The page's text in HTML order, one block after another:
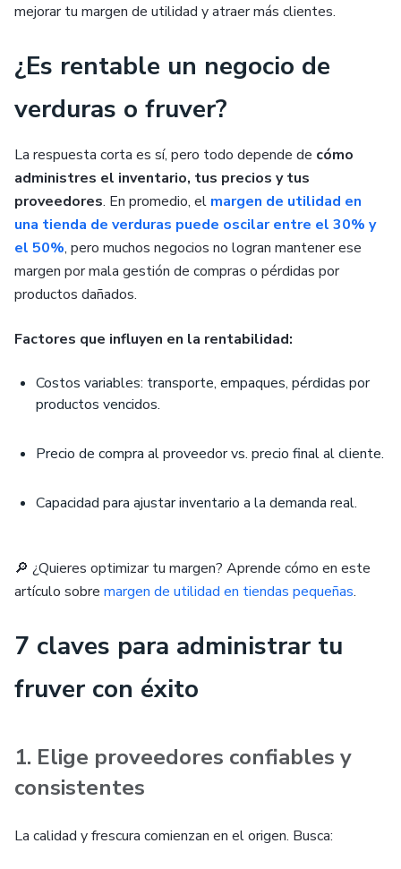
mejorar tu margen de utilidad y atraer más clientes.
¿Es rentable un negocio de
verduras o fruver?
La respuesta corta es sí, pero todo depende de cómo
administres el inventario, tus precios y tus
proveedores. En promedio, el margen de utilidad en
una tienda de verduras puede oscilar entre el 30% y
el 50%, pero muchos negocios no logran mantener ese
margen por mala gestión de compras o pérdidas por
productos dañados.
Factores que influyen en la rentabilidad:
Costos variables: transporte, empaques, pérdidas por
productos vencidos.
Precio de compra al proveedor vs. precio final al cliente.
Capacidad para ajustar inventario a la demanda real.
🔎 ¿Quieres optimizar tu margen? Aprende cómo en este
artículo sobre margen de utilidad en tiendas pequeñas.
7 claves para administrar tu
fruver con éxito
1. Elige proveedores confiables y
consistentes
La calidad y frescura comienzan en el origen. Busca: